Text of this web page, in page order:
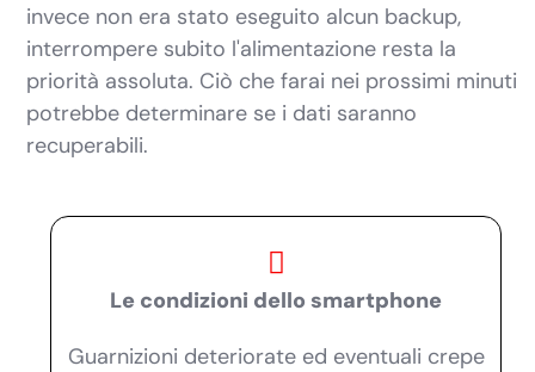
invece non era stato eseguito alcun backup,
interrompere subito l'alimentazione resta la
priorità assoluta. Ciò che farai nei prossimi minuti
potrebbe determinare se i dati saranno
recuperabili.
Le condizioni dello smartphone
Guarnizioni deteriorate ed eventuali crepe